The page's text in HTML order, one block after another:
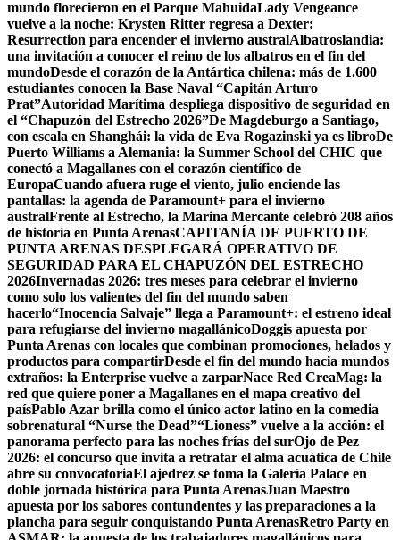
mundo florecieron en el Parque MahuidaLady Vengeance
vuelve a la noche: Krysten Ritter regresa a Dexter:
Resurrection para encender el invierno australAlbatroslandia:
una invitación a conocer el reino de los albatros en el fin del
mundoDesde el corazón de la Antártica chilena: más de 1.600
estudiantes conocen la Base Naval “Capitán Arturo
Prat”Autoridad Marítima despliega dispositivo de seguridad en
el “Chapuzón del Estrecho 2026”De Magdeburgo a Santiago,
con escala en Shanghái: la vida de Eva Rogazinski ya es libroDe
Puerto Williams a Alemania: la Summer School del CHIC que
conectó a Magallanes con el corazón científico de
EuropaCuando afuera ruge el viento, julio enciende las
pantallas: la agenda de Paramount+ para el invierno
australFrente al Estrecho, la Marina Mercante celebró 208 años
de historia en Punta ArenasCAPITANÍA DE PUERTO DE
PUNTA ARENAS DESPLEGARÁ OPERATIVO DE
SEGURIDAD PARA EL CHAPUZÓN DEL ESTRECHO
2026Invernadas 2026: tres meses para celebrar el invierno
como solo los valientes del fin del mundo saben
hacerlo“Inocencia Salvaje” llega a Paramount+: el estreno ideal
para refugiarse del invierno magallánicoDoggis apuesta por
Punta Arenas con locales que combinan promociones, helados y
productos para compartirDesde el fin del mundo hacia mundos
extraños: la Enterprise vuelve a zarparNace Red CreaMag: la
red que quiere poner a Magallanes en el mapa creativo del
paísPablo Azar brilla como el único actor latino en la comedia
sobrenatural “Nurse the Dead”“Lioness” vuelve a la acción: el
panorama perfecto para las noches frías del surOjo de Pez
2026: el concurso que invita a retratar el alma acuática de Chile
abre su convocatoriaEl ajedrez se toma la Galería Palace en
doble jornada histórica para Punta ArenasJuan Maestro
apuesta por los sabores contundentes y las preparaciones a la
plancha para seguir conquistando Punta ArenasRetro Party en